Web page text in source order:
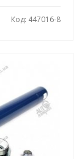
Код: 447016-8